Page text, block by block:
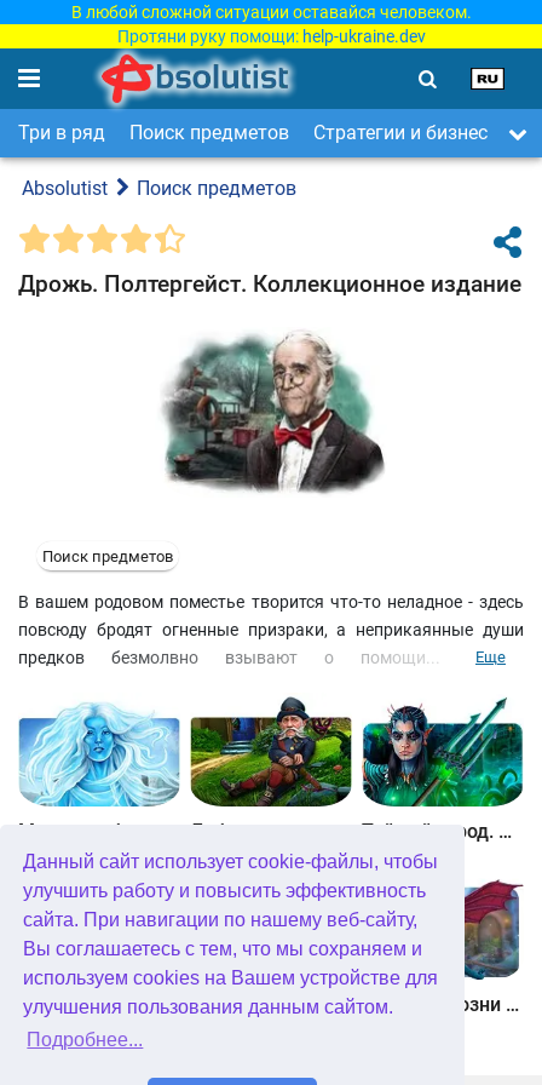
Данный сайт использует cookie-файлы, чтобы
улучшить работу и повысить эффективность
сайта. При навигации по нашему веб-сайту,
Вы соглашаетесь с тем, что мы сохраняем и
используем cookies на Вашем устройстве для
улучшения пользования данным сайтом.
Подробнее...
В любой сложной ситуации оставайся человеком.
Протяни руку помощи: help-ukraine.dev
Три в ряд Поиск предметов Стратегии и бизнес
Absolutist Поиск предметов
Дрожь. Полтергейст. Коллекционное издание
Поиск предметов
В вашем родовом поместье творится что-то неладное - здесь
повсюду бродят огненные призраки, а неприкаянные души
предков безмолвно взывают о помощи... Скорее
собственное расследование. Внимательно осмотрите дом и все
вокруг - отыщите среди груды разбросанных вещей различные
ключи и инструменты, чтобы разобраться в мистических
происшествиях и навсегда покончить с этим кошмаром!
Еще
Тайный город. Подводное королевство. Коллекционное издание
Небесные земли. Пробуждение гигантов. Коллекционное издание Загадки Нью-Йорка. Пробуждение. Коллекционное издание Химеры. Козни зла. Коллекционное издание